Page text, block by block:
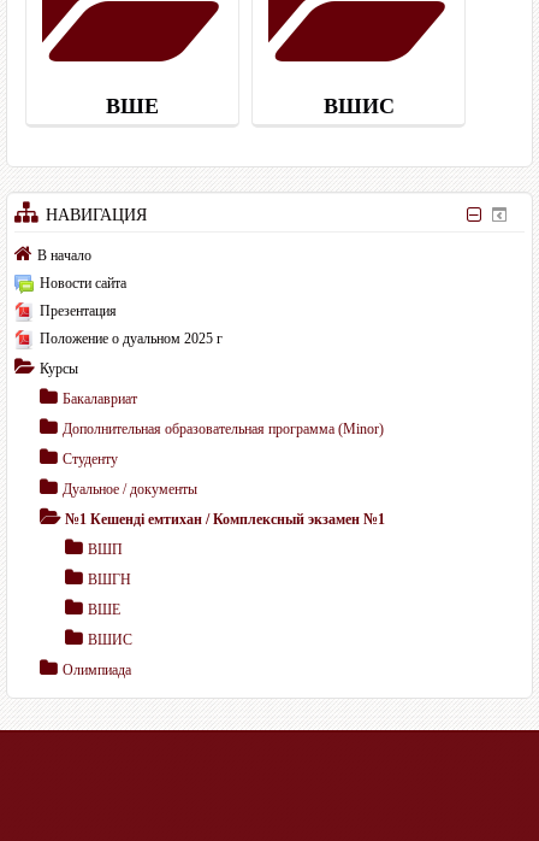
ВШЕ ВШИС
НАВИГАЦИЯ
В начало
Новости сайта
Презентация
Положение о дуальном 2025 г
Курсы
Бакалавриат
Дополнительная образовательная программа (Мinor)
Студенту
Дуальное / документы
№1 Кешенді емтихан / Комплексный экзамен №1
ВШП
ВШГН
ВШЕ
ВШИС
Олимпиада